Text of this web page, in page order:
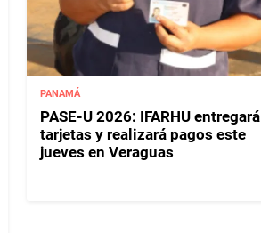
PANAMÁ
PASE-U 2026: IFARHU entregará
tarjetas y realizará pagos este
jueves en Veraguas